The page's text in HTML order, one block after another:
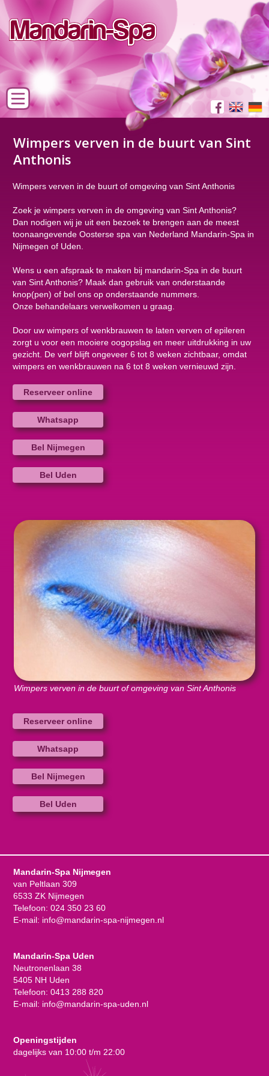
Wimpers verven in de buurt van Sint
Anthonis
Wimpers verven in de buurt of omgeving van Sint Anthonis
Zoek je wimpers verven in de omgeving van Sint Anthonis?
Dan nodigen wij je uit een bezoek te brengen aan de meest
toonaangevende Oosterse spa van Nederland Mandarin-Spa in
Nijmegen of Uden.
Wens u een afspraak te maken bij mandarin-Spa in de buurt
van Sint Anthonis? Maak dan gebruik van onderstaande
knop(pen) of bel ons op onderstaande nummers.
Onze behandelaars verwelkomen u graag.
Door uw wimpers of wenkbrauwen te laten verven of epileren
zorgt u voor een mooiere oogopslag en meer uitdrukking in uw
gezicht. De verf blijft ongeveer 6 tot 8 weken zichtbaar, omdat
wimpers en wenkbrauwen na 6 tot 8 weken vernieuwd zijn.
Reserveer online
Whatsapp
Bel Nijmegen
Bel Uden
Wimpers verven in de buurt of omgeving van Sint Anthonis
Reserveer online
Whatsapp
Bel Nijmegen
Bel Uden
Mandarin-Spa Nijmegen
van Peltlaan 309
6533 ZK Nijmegen
Telefoon: 024 350 23 60
E-mail: info@mandarin-spa-nijmegen.nl
Mandarin-Spa Uden
Neutronenlaan 38
5405 NH Uden
Telefoon: 0413 288 820
E-mail: info@mandarin-spa-uden.nl
Openingstijden
dagelijks van 10:00 t/m 22:00